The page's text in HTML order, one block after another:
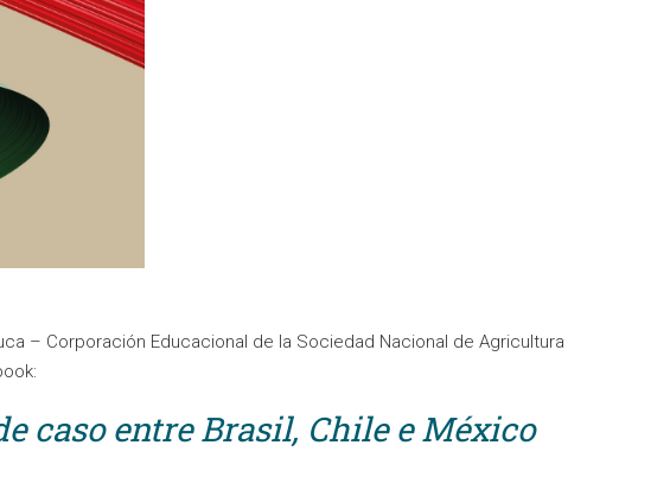
– Corporación Educacional de la Sociedad Nacional de Agricultura
caso entre Brasil, Chile e México